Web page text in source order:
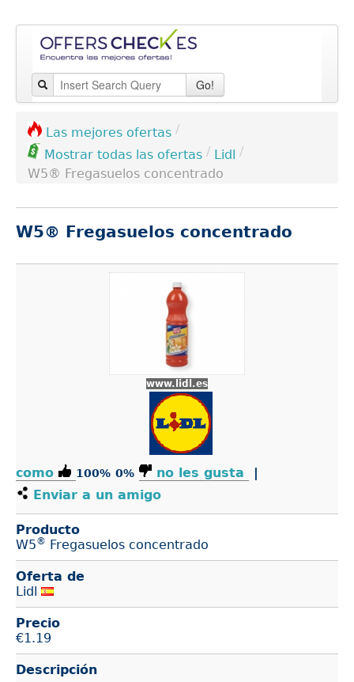
Go!
Las mejores ofertas /
Mostrar todas las ofertas / Lidl /
W5® Fregasuelos concentrado
W5® Fregasuelos concentrado
www.lidl.es
como 100% 0% no les gusta
|
Enviar a un amigo
Producto
W5® Fregasuelos concentrado
Oferta de
Lidl
Precio
€1.19
Descripción